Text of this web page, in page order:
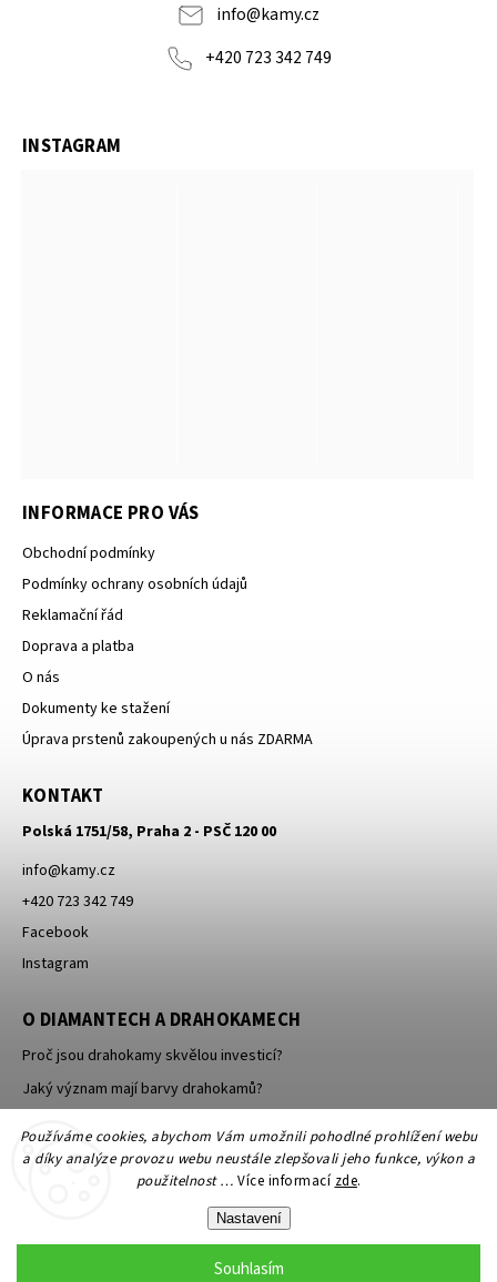
Používáme cookies, abychom Vám umožnili pohodlné prohlížení webu
a díky analýze provozu webu neustále zlepšovali jeho funkce, výkon a
použitelnost … Více informací zde.
Nastavení
Souhlasím
info@kamy.cz
+420 723 342 749
INFORMACE PRO VÁS
Obchodní podmínky
Podmínky ochrany osobních údajů
Reklamační řád
Doprava a platba
O nás
Dokumenty ke stažení
Úprava prstenů zakoupených u nás ZDARMA
KONTAKT
Polská 1751/58, Praha 2 - PSČ 120 00
info@kamy.cz
+420 723 342 749
Facebook
Instagram
O DIAMANTECH A DRAHOKAMECH
Proč jsou drahokamy skvělou investicí?
Jaký význam mají barvy drahokamů?
INSTAGRAM